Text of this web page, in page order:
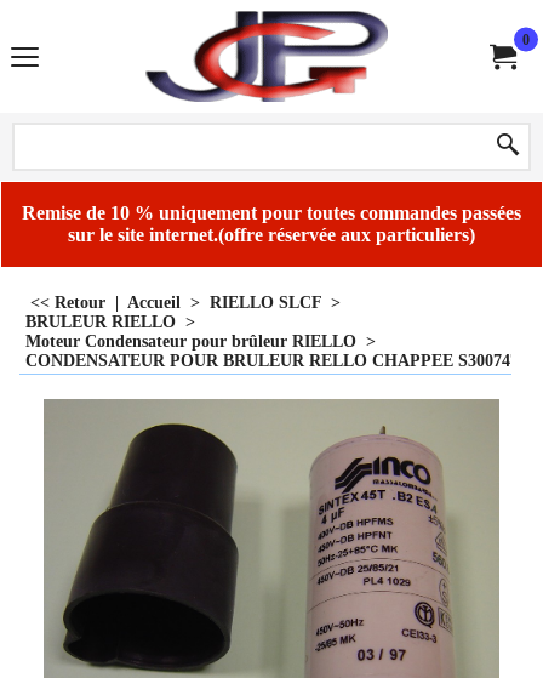
0
Remise de 10 % uniquement pour toutes commandes passées
sur le site internet.(offre réservée aux particuliers)
<< Retour Accueil > RIELLO SLCF >
BRULEUR RIELLO >
Moteur Condensateur pour brûleur RIELLO >
CONDENSATEUR POUR BRULEUR RELLO CHAPPEE S3007479